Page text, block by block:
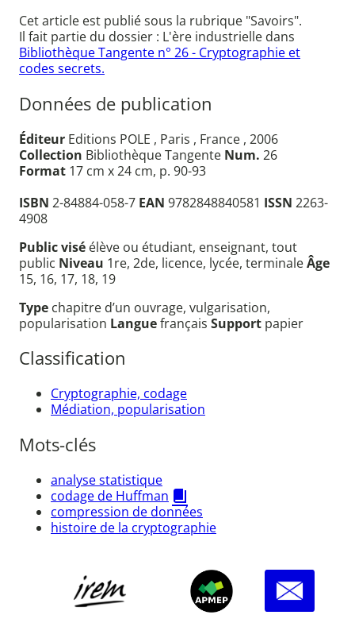
Cet article est publié sous la rubrique "Savoirs".
Il fait partie du dossier : L'ère industrielle dans
Bibliothèque Tangente n° 26 - Cryptographie et
codes secrets.
Données de publication
Éditeur Editions POLE , Paris , France , 2006
Collection Bibliothèque Tangente Num. 26
Format 17 cm x 24 cm, p. 90-93
ISBN 2-84884-058-7 EAN 9782848840581 ISSN 2263-
4908
Public visé élève ou étudiant, enseignant, tout
public Niveau 1re, 2de, licence, lycée, terminaleÂge
15, 16, 17, 18, 19
Type chapitre d’un ouvrage, vulgarisation,
popularisation Languefrançais Support papier
Classification
Cryptographie, codage
Médiation, popularisation
Mots-clés
analyse statistique
codage de Huffman
compression de données
histoire de la cryptographie